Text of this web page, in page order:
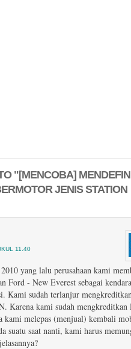
"[MENCOBA]
JENIS STATION
11.40
yang lalu perusahaan kami
Ford - New Everest sebagai
Kami sudah terlanjur
Karena kami sudah mengkreditkan
kami melepas (menjual) kembali
suatu saat nanti, kami harus